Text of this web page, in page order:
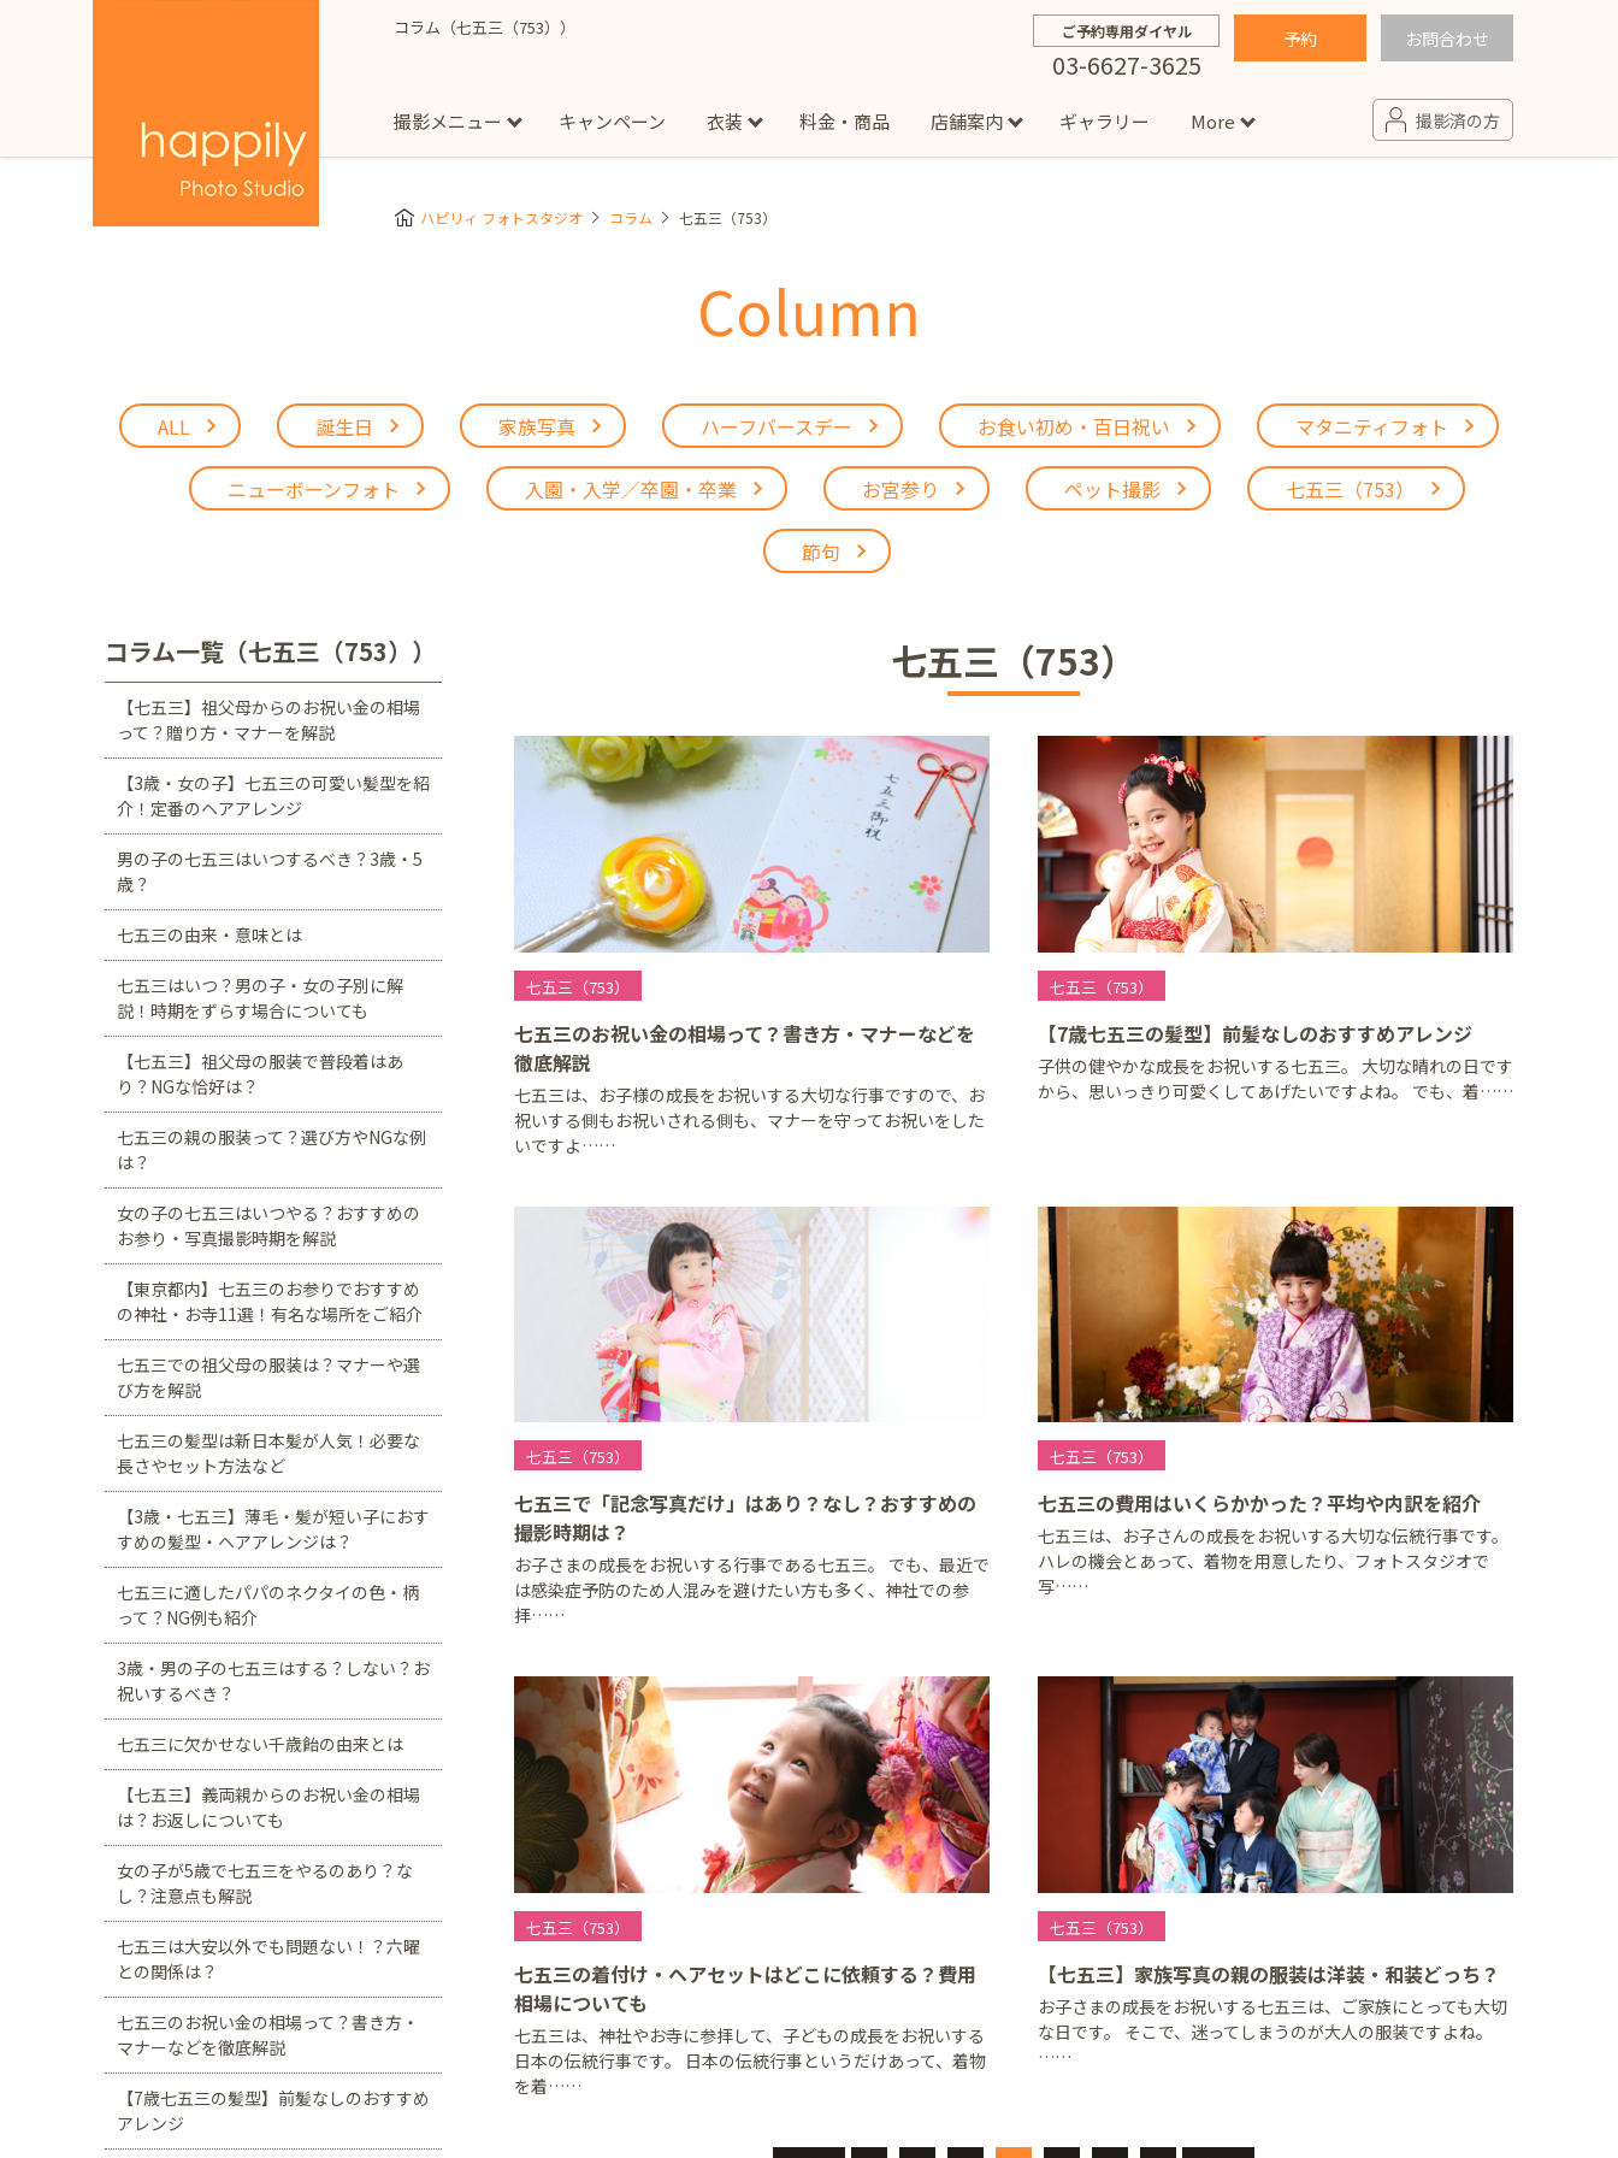
コラム（七五三（753）） ご予約専用ダイヤル
03-6627-3625
予約 お問合わせ
撮影メニュー
成人式フォト マタニティフォト
七五三 お宮参り 入園・入学／卒園・卒業 ファミリーフォト 誕生日 プロフィール写真・宣材写真
ペット
出張撮影レポート
キャンペーン 衣装
七五三着物(男の子) 1/2成人式着物(女の子)
フォーマル衣装(男の子) 祝い着 女の子用衣装
着物
マタニティ用ドレス
料金・商品 店舗案内
吉祥寺店
千葉県
新松戸店
八千代緑が丘店 柏の葉店
埼玉県
つくば学園の森店
静岡県
愛知県
大阪府
福岡西店
ギャラリー More 撮影済の方
ハピリィ フォトスタジオ コラム 七五三（753）
Column
ALL 誕生日 家族写真 ハーフバースデー お食い初め・百日祝い マタニティフォト
ニューボーンフォト 入園・入学／卒園・卒業 お宮参り ペット撮影 七五三（753）
節句
七五三（753）
七五三（753）
七五三のお祝い金の相場って？書き方・マナーなどを
徹底解説
七五三は、お子様の成長をお祝いする大切な行事ですので、お
祝いする側もお祝いされる側も、マナーを守ってお祝いをした
いですよ……
七五三（753）
【7歳七五三の髪型】前髪なしのおすすめアレンジ
子供の健やかな成長をお祝いする七五三。 大切な晴れの日です
から、思いっきり可愛くしてあげたいですよね。 でも、着……
七五三（753）
七五三で「記念写真だけ」はあり？なし？おすすめの
撮影時期は？
お子さまの成長をお祝いする行事である七五三。 でも、最近で
は感染症予防のため人混みを避けたい方も多く、神社での参
拝……
七五三（753）
七五三の費用はいくらかかった？平均や内訳を紹介
七五三は、お子さんの成長をお祝いする大切な伝統行事です。
ハレの機会とあって、着物を用意したり、フォトスタジオで
写……
七五三（753）
七五三の着付け・ヘアセットはどこに依頼する？費用
相場についても
七五三は、神社やお寺に参拝して、子どもの成長をお祝いする
日本の伝統行事です。 日本の伝統行事というだけあって、着物
を着……
七五三（753）
【七五三】家族写真の親の服装は洋装・和装どっち？
お子さまの成長をお祝いする七五三は、ご家族にとっても大切
な日です。 そこで、迷ってしまうのが大人の服装ですよね。
……
コラム一覧（七五三（753））
【七五三】祖父母からのお祝い金の相場
って？贈り方・マナーを解説
【3歳・女の子】七五三の可愛い髪型を紹
介！定番のヘアアレンジ
男の子の七五三はいつするべき？3歳・5
歳？
七五三の由来・意味とは
七五三はいつ？男の子・女の子別に解
説！時期をずらす場合についても
【七五三】祖父母の服装で普段着はあ
り？NGな恰好は？
七五三の親の服装って？選び方やNGな例
は？
女の子の七五三はいつやる？おすすめの
お参り・写真撮影時期を解説
【東京都内】七五三のお参りでおすすめ
の神社・お寺11選！有名な場所をご紹介
七五三での祖父母の服装は？マナーや選
び方を解説
七五三の髪型は新日本髪が人気！必要な
長さやセット方法など
【3歳・七五三】薄毛・髪が短い子におす
すめの髪型・ヘアアレンジは？
七五三に適したパパのネクタイの色・柄
って？NG例も紹介
3歳・男の子の七五三はする？しない？お
祝いするべき？
七五三に欠かせない千歳飴の由来とは
【七五三】義両親からのお祝い金の相場
は？お返しについても
女の子が5歳で七五三をやるのあり？な
し？注意点も解説
七五三は大安以外でも問題ない！？六曜
との関係は？
七五三のお祝い金の相場って？書き方・
マナーなどを徹底解説
【7歳七五三の髪型】前髪なしのおすすめ
アレンジ